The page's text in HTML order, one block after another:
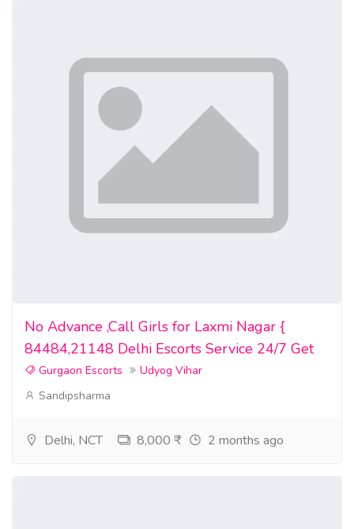
No Advance ,Call Girls for Laxmi Nagar {
84484,21148 Delhi Escorts Service 24/7 Get
Gurgaon Escorts
Udyog Vihar
Sandipsharma
Delhi, NCT 8,000 ₹ 2 months ago